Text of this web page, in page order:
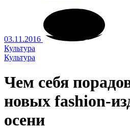
03.11.2016
Культура
Культура
Чем себя
новых fashion-
осени